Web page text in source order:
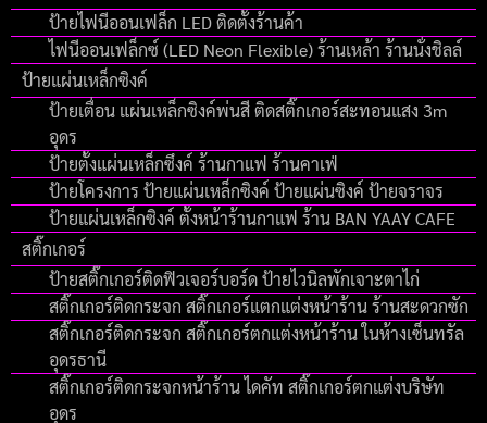
ป้ายไฟนีออนเฟล็ก LED ติดตั้งร้านค้า
ไฟนีออนเฟล็กซ์ (LED Neon Flexible) ร้านเหล้า ร้านนั่งชิลล์
ป้ายแผ่นเหล็กซิงค์
ป้ายเตื่อน แผ่นเหล็กซิงค์พ่นสี ติดสติ๊กเกอร์สะทอนแสง 3m
อุดร
ป้ายตั้งแผ่นเหล็กซึงค์ ร้านกาแฟ ร้านคาเฟ่
ป้ายโครงการ ป้ายแผ่นเหล็กซิงค์ ป้ายแผ่นซิงค์ ป้ายจราจร
ป้ายแผ่นเหล็กซิงค์ ตั้งหน้าร้านกาแฟ ร้าน BAN YAAY CAFE
สติ๊กเกอร์
ป้ายสติ๊กเกอร์ติดฟิวเจอร์บอร์ด ป้ายไวนิลพักเจาะตาไก่
สติ๊กเกอร์ติดกระจก สติ๊กเกอร์แตกแต่งหน้าร้าน ร้านสะดวกซัก
สติ๊กเกอร์ติดกระจก สติ๊กเกอร์ตกแต่งหน้าร้าน ในห้างเซ็นทรัล
อุดรธานี
สติ๊กเกอร์ติดกระจกหน้าร้าน ไดคัท สติ๊กเกอร์ตกแต่งบริษัท
อุดร